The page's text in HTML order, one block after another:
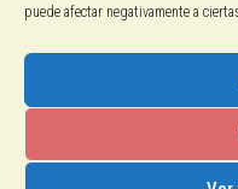
puede afectar negativamente a